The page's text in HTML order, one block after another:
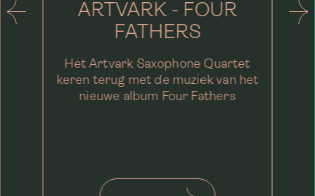
ARTVARK - FOUR
FATHERS
Het Artvark Saxophone Quartet
keren terug met de muziek van het
nieuwe album Four Fathers